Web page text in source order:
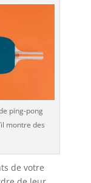
ping-pong
montre des
de votre